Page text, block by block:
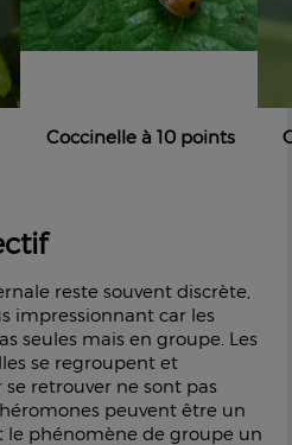
Coccinelle à 10 points
reste souvent discrète,
impressionnant car les
seules mais en groupe. Les
se regroupent et
retrouver ne sont pas
peuvent être un
le phénomène de groupe un